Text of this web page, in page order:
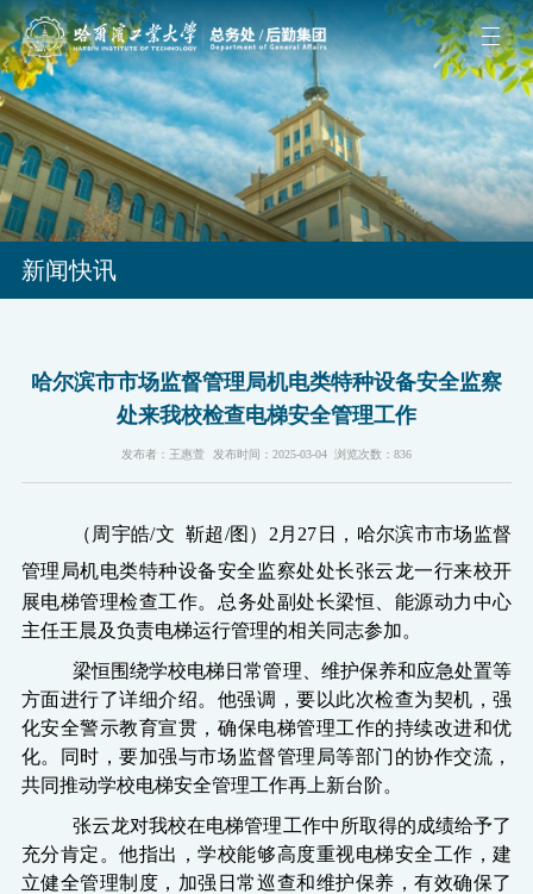
新闻快讯
哈尔滨市市场监督管理局机电类特种设备安全监察
处来我校检查电梯安全管理工作
发布者：王惠萱 发布时间：2025-03-04 浏览次数： 836
（周宇皓/文 靳超/图） 2 月 27 日，哈尔滨市市场监督
管理局机电类特种设备安全监察处处长张云龙一行来校开
展电梯管理检查工作。总务处副处长梁恒、能源动力中心
主任王晨及负责电梯运行管理的相关同志参加。
梁恒围绕学校电梯日常管理、维护保养和应急处置等
方面进行了详细介绍。他强调，要以此次检查为契机，强
化安全警示教育宣贯，确保电梯管理工作的持续改进和优
化。同时，要加强与市场监督管理局等部门的协作交流 ，
共同推动学校电梯安全管理工作再上新台阶。
张云龙对我校在电梯管理工作中所取得的成绩给予了
充分肯定。他指出，学校能够高度重视电梯安全工作，建
立健全管理制度，加强日常巡查和维护保养，有效确保了